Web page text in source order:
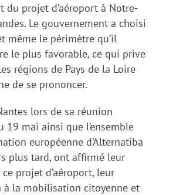
du projet d’aéroport à Notre-
Le gouvernement a choisi
même le périmètre qu’il
le plus favorable, ce qui prive
régions de Pays de la Loire
de se prononcer.
lors de sa réunion
19 mai ainsi que l’ensemble
européenne d’Alternatiba
plus tard, ont affirmé leur
projet d’aéroport, leur
la mobilisation citoyenne et